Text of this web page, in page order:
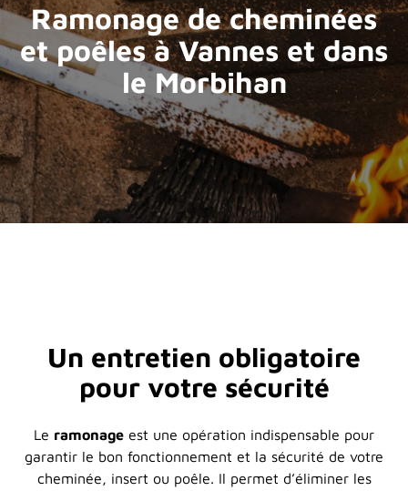
Ramonage de cheminées
et poêles à Vannes et dans
le Morbihan
Un entretien obligatoire
pour votre sécurité
Le ramonage est une opération indispensable pour
garantir le bon fonctionnement et la sécurité de votre
cheminée, insert ou poêle. Il permet d’éliminer les